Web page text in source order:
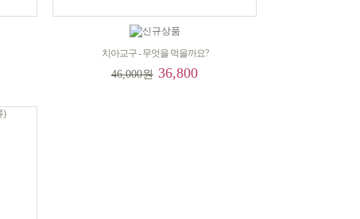
치아교구 - 무엇을 먹을까요?
46,000원 36,800